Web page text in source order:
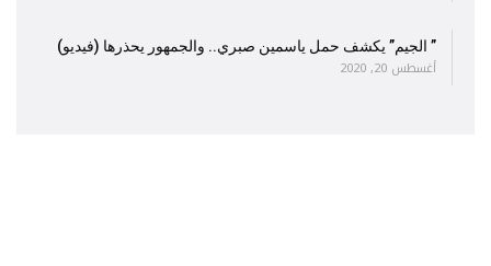
” الجيم” يكشف حمل ياسمين صبري.. والجمهور يحذرها (فيديو)
أغسطس 20, 2020